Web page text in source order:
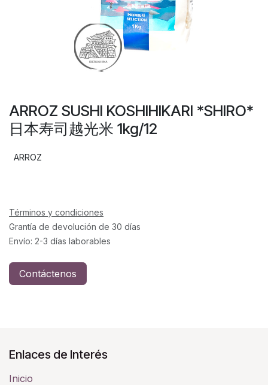
ARROZ SUSHI KOSHIHIKARI *SHIRO*
日本寿司越光米 1kg/12
ARROZ
Términos y condiciones
Grantía de devolución de 30 días
Envío: 2-3 días laborables
Contáctenos
Enlaces de Interés
Inicio